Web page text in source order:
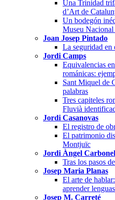
Una Trinidad
d’Art de
Un bodegón
Museu
Joan Josep Pintado
La seguridad en
Jordi Camps
Equivalencias
románicas:
Sant Miquel de
palabras
Tres capiteles
Fluvià
Jordi Casanovas
El registro de
El patrimonio
Montjuïc
Jordi Àngel
Tras los pasos
Josep Maria Planas
El arte de
aprender
Josep M. Carreté